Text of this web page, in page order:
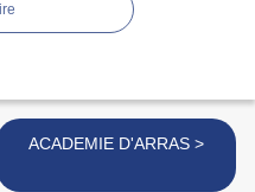
ACADEMIE D'ARRAS >